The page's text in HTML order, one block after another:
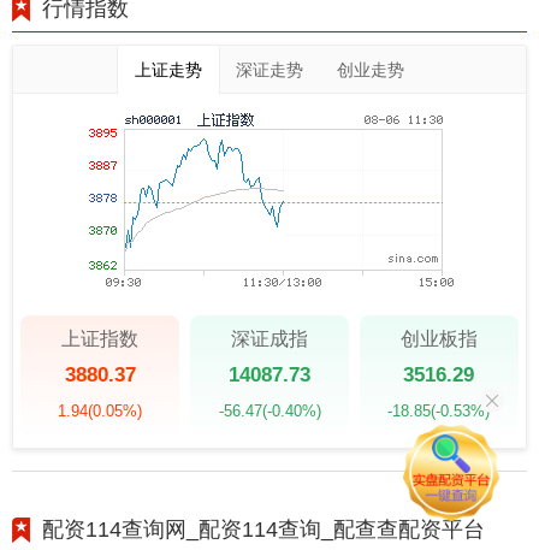
行情指数
上证走势 深证走势 创业走势
上证指数
3880.37
1.94(0.05%)
深证成指
14087.73
-56.47(-0.40%)
创业板指
3516.29
-18.85(-0.53%)
配资114查询网_配资114查询_配查查配资平台